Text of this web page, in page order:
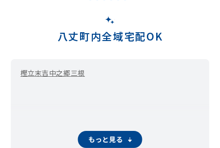
八丈町内全域宅配OK
樫立末吉中之郷三根
もっと見る